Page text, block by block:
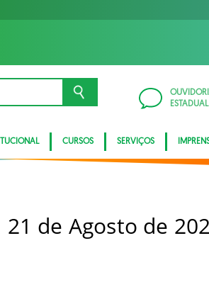
ESTADUAL
CURSOS SERVIÇOS
21 de Agosto de